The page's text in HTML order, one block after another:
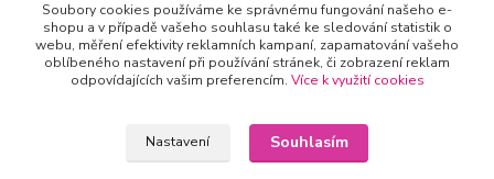
+420 602 223 614
info@zahradnictvipetro.cz
Soubory cookies používáme ke správnému fungování našeho e-
shopu a v případě vašeho souhlasu také ke sledování statistik o
webu, měření efektivity reklamních kampaní, zapamatování vašeho
oblíbeného nastavení při používání stránek, či zobrazení reklam
odpovídajících vašim preferencím. Více k využití cookies
Nastavení Souhlasím